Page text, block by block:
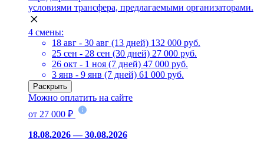
условиями трансфера, предлагаемыми организаторами.
4 смены:
18 авг - 30 авг (13 дней) 132 000 руб.
25 сен - 28 сен (30 дней) 27 000 руб.
26 окт - 1 ноя (7 дней) 47 000 руб.
3 янв - 9 янв (7 дней) 61 000 руб.
Раскрыть
Можно оплатить на сайте
от 27 000 ₽
18.08.2026 — 30.08.2026